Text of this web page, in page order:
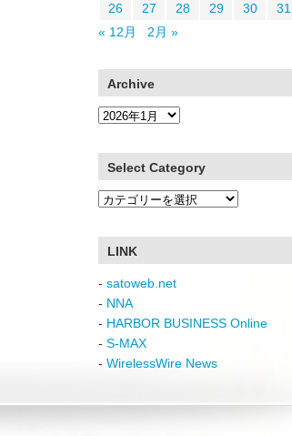
26
27 28 29 30
31
« 12月
2月 »
Archive
Archive
Select Category
Select
LINK
- satoweb.net
- NNA
- HARBOR BUSINESS Online
- S-MAX
- WirelessWire News